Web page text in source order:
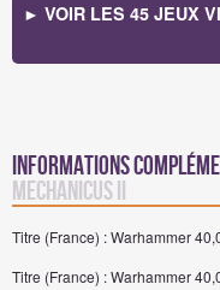
► VOIR LES 45 JEUX
Informations
Mechanicus II
Titre (France) : Warhammer
Titre (France) : Warhammer